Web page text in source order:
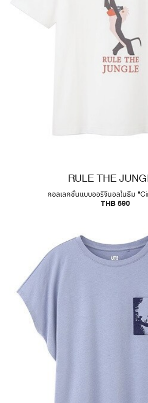
RULE THE
คอลเลคชั่นแบบออริจินอลในธีม
THB 590